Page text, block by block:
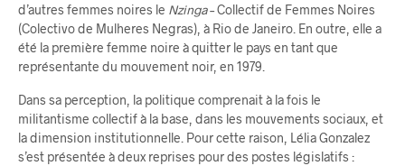
d’autres femmes noires le Nzinga– Collectif de Femmes Noires
(Colectivo de Mulheres Negras), à Rio de Janeiro. En outre, elle a
été la première femme noire à quitter le pays en tant que
représentante du mouvement noir, en 1979.
Dans sa perception, la politique comprenait à la fois le
militantisme collectif à la base, dans les mouvements sociaux, et
la dimension institutionnelle. Pour cette raison, Lélia Gonzalez
s’est présentée à deux reprises pour des postes législatifs :